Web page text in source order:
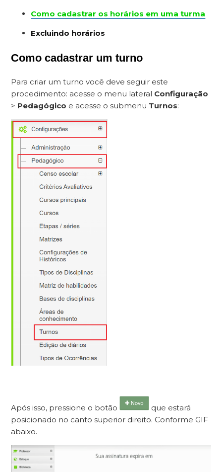
Como cadastrar os horários em uma turma
Excluindo horários
Como cadastrar um turno
Para criar um turno você deve seguir este
procedimento: acesse o menu lateral Configuração
> Pedagógico e acesse o submenu Turnos:
Após isso, pressione o botão
que estará
posicionado no canto superior direito. Conforme GIF
abaixo.